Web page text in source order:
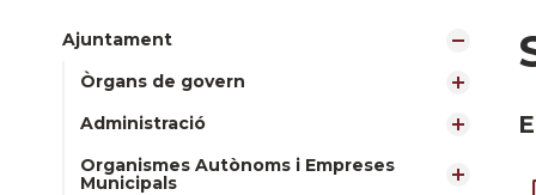
Ajuntament
Òrgans de govern
Administració
Organismes Autònoms i Empreses
Municipals